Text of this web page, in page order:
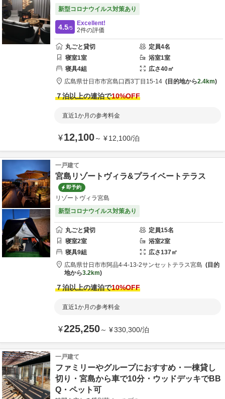
新型コロナウイルス対策あり
4.5/5
Excellent!
2件の評価
丸ごと貸切 定員4名
寝室1室 浴室1室
寝具4組 広さ40㎡
広島県廿日市市宮島口西3丁目15-14 目的地から2.4km
７泊以上の連泊で10%OFF
直近1か月の参考料金
¥12,100～ ¥12,100/泊
一戸建て
宮島リゾートヴィラ&プライベートテラス
即予約
リゾートヴィラ宮島
新型コロナウイルス対策あり
丸ごと貸切 定員15名
寝室2室 浴室2室
寝具9組 広さ137㎡
広島県廿日市市阿品4-4-13-2サンセットテラス宮島
目的
地から3.2km
７泊以上の連泊で10%OFF
直近1か月の参考料金
¥225,250～ ¥330,300/泊
一戸建て
ファミリーやグループにおすすめ・一棟貸し
切り・宮島から車で10分・ウッドデッキでBB
Q・ペット可